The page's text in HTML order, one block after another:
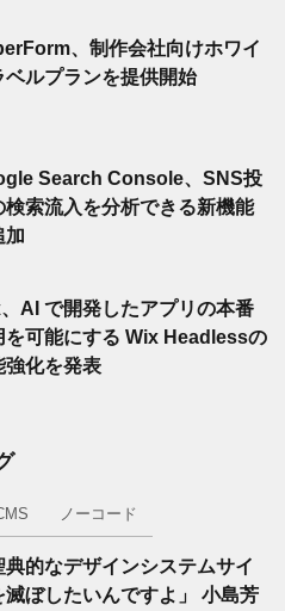
、制作会社向けホワイ
ベルプランを提供開始
Search Console、SNS投
検索流入を分析できる新機能
加
AI で開発したアプリの本番
を可能にする Wix Headlessの
強化を発表
ノーコード
典的なデザインシステムサイ
滅ぼしたいんですよ」 小島芳